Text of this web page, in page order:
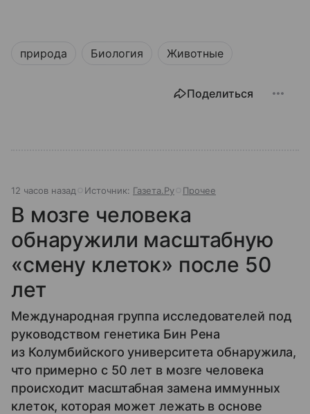
природа Биология Животные
Поделиться
12 часов назад Источник: Газета.Ру Прочее
В мозге человека
обнаружили масштабную
«смену клеток» после 50
лет
Международная группа исследователей под
руководством генетика Бин Рена
из Колумбийского университета обнаружила,
что примерно с 50 лет в мозге человека
происходит масштабная замена иммунных
клеток, которая может лежать в основе